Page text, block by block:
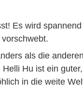
Es wird
als die
Helli Hu ist ein
in die weite